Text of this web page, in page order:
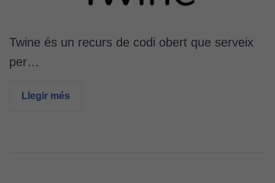
Twine és un recurs de codi obert que serveix
per…
Llegir més